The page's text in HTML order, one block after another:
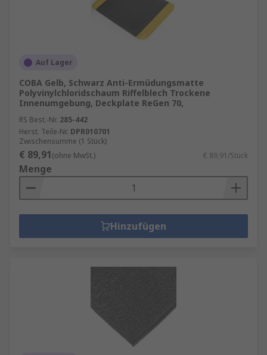
Auf Lager
COBA Gelb, Schwarz Anti-Ermüdungsmatte
Polyvinylchloridschaum Riffelblech Trockene
Innenumgebung, Deckplate ReGen 70,
RS Best.-Nr. 285-442
Herst. Teile-Nr. DPR010701
Zwischensumme (1 Stück)
€ 89,91(ohne MwSt.) € 89,91/Stück
Menge
Hinzufügen